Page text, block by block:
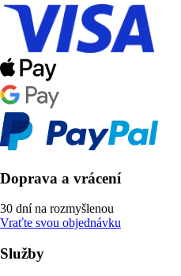
Doprava a vrácení
30 dní na rozmyšlenou
Vraťte svou objednávku
Služby